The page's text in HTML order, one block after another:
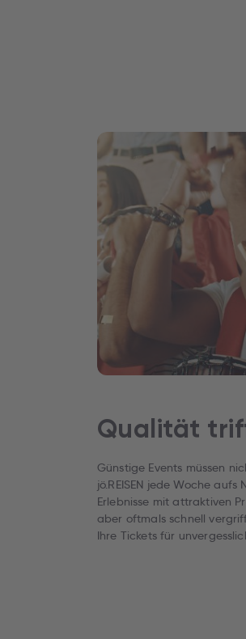
Qualität
Günstige Events müssen
jö.REISEN jede Woche
Erlebnisse mit attraktiven
aber oftmals schnell
Ihre Tickets für